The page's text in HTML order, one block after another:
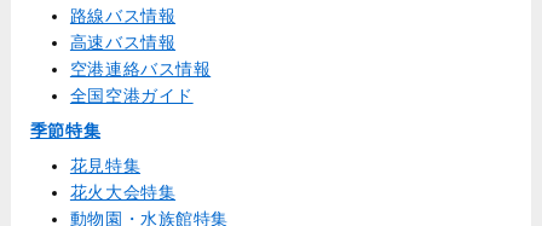
路線バス情報
高速バス情報
空港連絡バス情報
全国空港ガイド
季節特集
花見特集
花火大会特集
動物園・水族館特集